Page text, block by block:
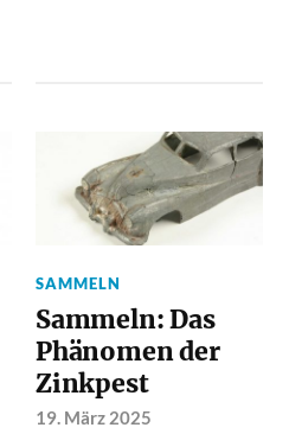
SAMMELN
Sammeln: Das
Phänomen der
Zinkpest
19. März 2025